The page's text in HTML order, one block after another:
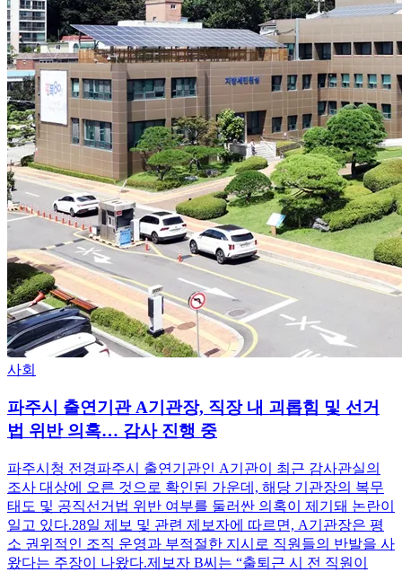
사회
파주시 출연기관 A기관장, 직장 내 괴롭힘 및 선거
법 위반 의혹… 감사 진행 중
파주시청 전경파주시 출연기관인 A기관이 최근 감사관실의
조사 대상에 오른 것으로 확인된 가운데, 해당 기관장의 복무
태도 및 공직선거법 위반 여부를 둘러싼 의혹이 제기돼 논란이
일고 있다.28일 제보 및 관련 제보자에 따르면, A기관장은 평
소 권위적인 조직 운영과 부적절한 지시로 직원들의 반발을 사
왔다는 주장이 나왔다.제보자 B씨는 “출퇴근 시 전 직원이